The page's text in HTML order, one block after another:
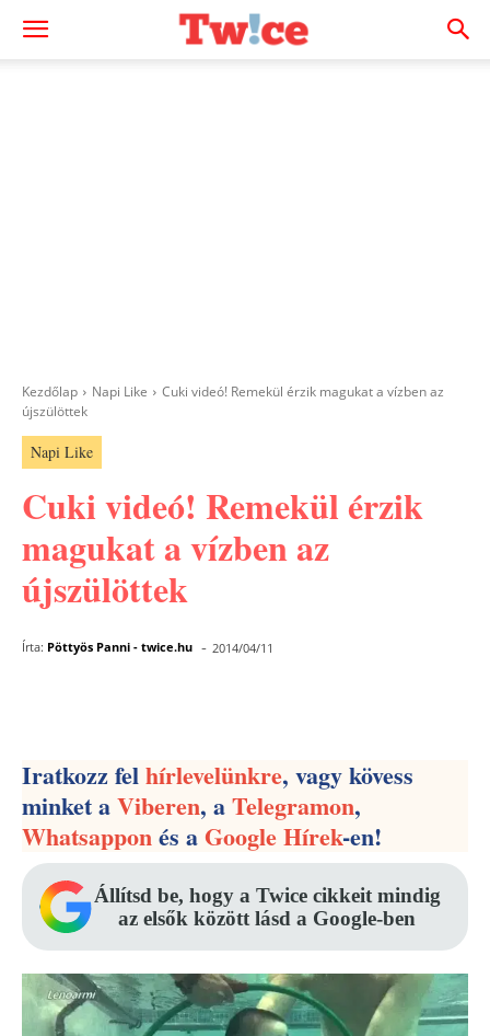
Kezdőlap Napi Like
Cuki videó! Remekül érzik magukat a vízben az
újszülöttek
Napi Like
Cuki videó! Remekül érzik
magukat a vízben az
újszülöttek
Írta: Pöttyös Panni - twice.hu - 2014/04/11
Iratkozz felhírlevelünkre, vagy kövess
minket aViberen, aTelegramon,
Whatsapponés aGoogle Hírek-en!
Állítsd be, hogy a Twice cikkeit mindig
az elsők között lásd a Google-ben